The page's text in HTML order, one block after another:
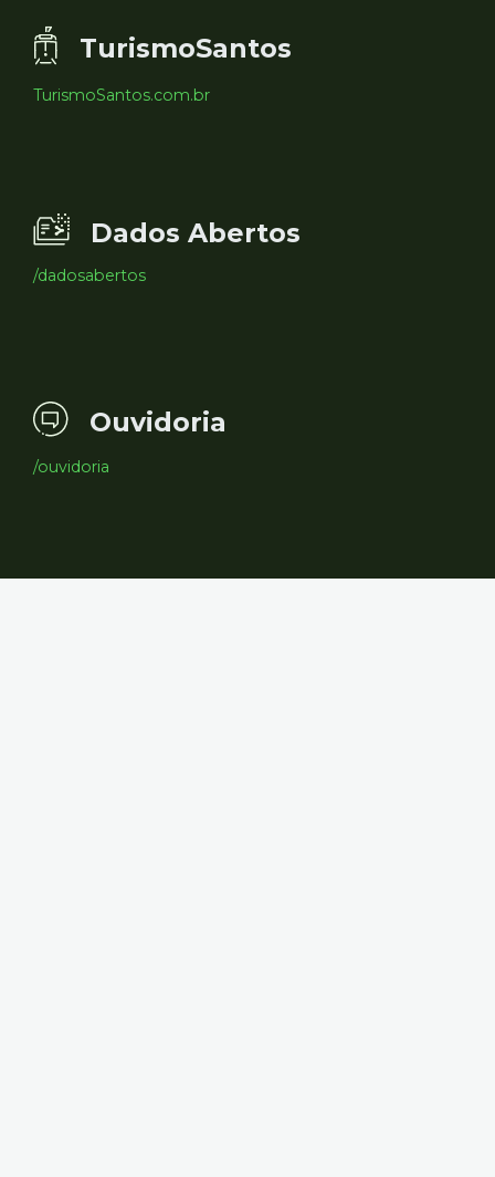
TurismoSantos
TurismoSantos.com.br
Dados Abertos
/dadosabertos
Ouvidoria
/ouvidoria